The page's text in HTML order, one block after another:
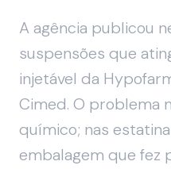
A agência publicou
suspensões que
injetável da
Cimed. O problema
químico; nas
embalagem que fez